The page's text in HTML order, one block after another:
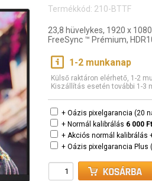
Termékkód: 210-BTTF
23,8 hüvelykes, 1920 x
FreeSync ™ Prémium,
1-2 munkanap
Külső raktáron elérhető, 1-2
Kiszállítás esetén további 1-3
+ Oázis pixelgarancia (20
+ Normál kalibrálás 6 000 Ft
+ Akciós normál kalibrálás
+ Oázis pixelgarancia Plus